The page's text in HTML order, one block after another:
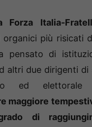
Forza Italia-
più risicati
pensato di
altri due dirigenti
ed
maggiore
di